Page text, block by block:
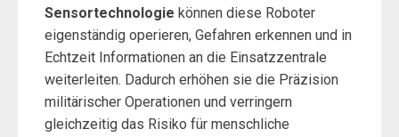
Sensortechnologie können diese Roboter
eigenständig operieren, Gefahren erkennen und in
Echtzeit Informationen an die Einsatzzentrale
weiterleiten. Dadurch erhöhen sie die Präzision
militärischer Operationen und verringern
gleichzeitig das Risiko für menschliche